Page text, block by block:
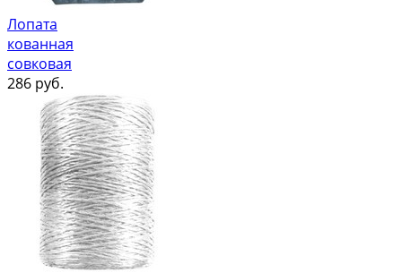
Лопата
кованная
совковая
286 руб.